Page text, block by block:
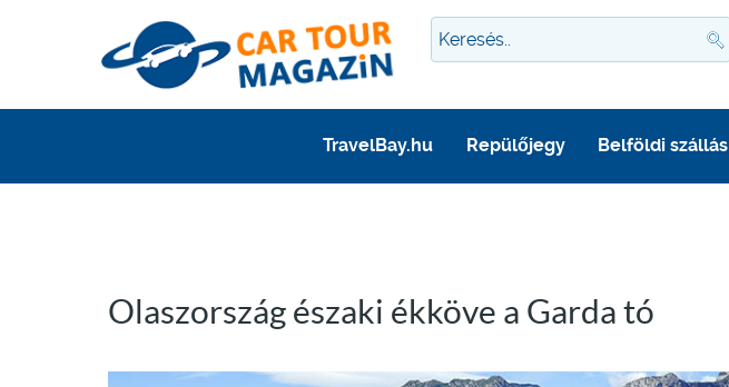
TravelBay.hu Repülőjegy Belföldi szállás
Olaszország északi ékköve a Garda tó